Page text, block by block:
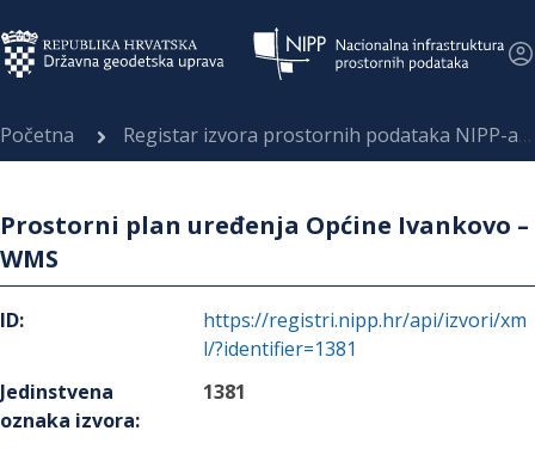
Početna Registar izvora prostornih podataka NIPP-a
Prostorni plan uređenja Općine Ivankovo –
WMS
ID:
https://registri.nipp.hr/api/izvori/xm
l/?identifier=1381
Jedinstvena
oznaka izvora:
1381